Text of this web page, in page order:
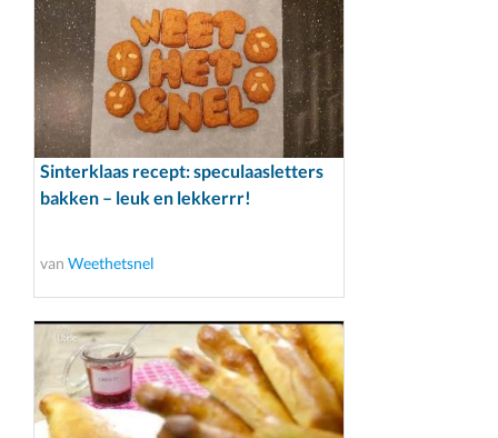
Sinterklaas recept: speculaasletters
bakken – leuk en lekkerrr!
van Weethetsnel